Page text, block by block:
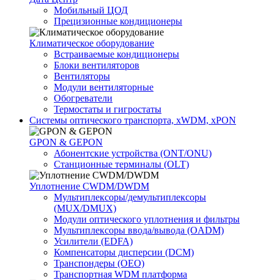
Мобильный ЦОД
Прецизионные кондиционеры
Климатичeское оборудование
Встраиваемые кондиционеры
Блоки вентиляторов
Вентиляторы
Модули вентиляторные
Обогреватели
Термостаты и гигростаты
Системы оптического транспорта, xWDM, xPON
GPON & GEPON
Абонентские устройства (ONT/ONU)
Станционные терминалы (OLT)
Уплотнение CWDM/DWDM
Мультиплексоры/демультиплексоры
(MUX/DMUX)
Модули оптического уплотнения и фильтры
Мультиплексоры ввода/вывода (OADM)
Усилители (EDFA)
Компенсаторы дисперсии (DCM)
Транспондеры (OEO)
Транспортная WDM платформа